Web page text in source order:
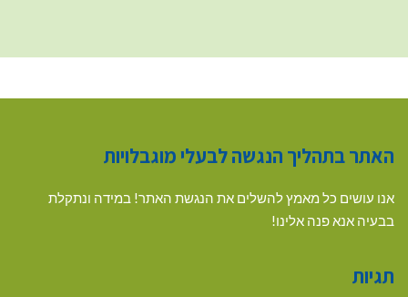
האתר בתהליך הנגשה לבעלי מוגבלויות
אנו עושים כל מאמץ להשלים את הנגשת האתר! במידה ונתקלת
בבעיה אנא פנה אלינו!
תגיות